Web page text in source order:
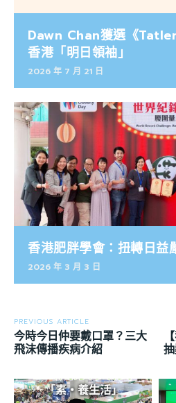
Dawn Chan獲選《
香港「明日領袖」
2026 年 7 月 21 日
香港肥胖學會：扭轉日益
2026 年 3 月 3 日
PREVIOUS ARTICLE
今時今日仲要戴口罩？三大
飛沫傳播疾病介紹